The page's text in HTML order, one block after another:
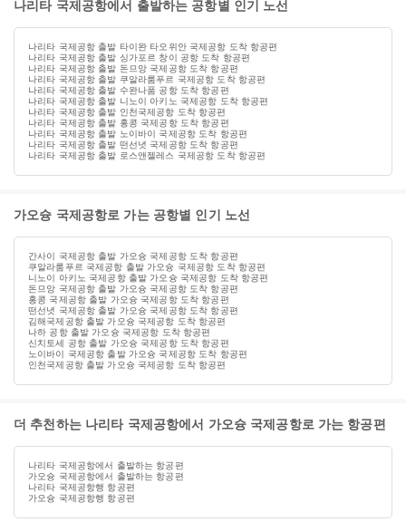
나리타 국제공항에서 출발하는 공항별 인기 노선
나리타 국제공항 출발 타이완 타오위안 국제공항 도착 항공편
나리타 국제공항 출발 싱가포르 창이 공항 도착 항공편
나리타 국제공항 출발 돈므앙 국제공항 도착 항공편
나리타 국제공항 출발 쿠알라룸푸르 국제공항 도착 항공편
나리타 국제공항 출발 수완나품 공항 도착 항공편
나리타 국제공항 출발 니노이 아키노 국제공항 도착 항공편
나리타 국제공항 출발 인천국제공항 도착 항공편
나리타 국제공항 출발 홍콩 국제공항 도착 항공편
나리타 국제공항 출발 노이바이 국제공항 도착 항공편
나리타 국제공항 출발 떤선녓 국제공항 도착 항공편
나리타 국제공항 출발 로스앤젤레스 국제공항 도착 항공편
가오슝 국제공항로 가는 공항별 인기 노선
간사이 국제공항 출발 가오슝 국제공항 도착 항공편
쿠알라룸푸르 국제공항 출발 가오슝 국제공항 도착 항공편
니노이 아키노 국제공항 출발 가오슝 국제공항 도착 항공편
돈므앙 국제공항 출발 가오슝 국제공항 도착 항공편
홍콩 국제공항 출발 가오슝 국제공항 도착 항공편
떤선녓 국제공항 출발 가오슝 국제공항 도착 항공편
김해국제공항 출발 가오슝 국제공항 도착 항공편
나하 공항 출발 가오슝 국제공항 도착 항공편
신치토세 공항 출발 가오슝 국제공항 도착 항공편
노이바이 국제공항 출발 가오슝 국제공항 도착 항공편
인천국제공항 출발 가오슝 국제공항 도착 항공편
더 추천하는 나리타 국제공항에서 가오슝 국제공항로 가는 항공편
나리타 국제공항에서 출발하는 항공편
가오슝 국제공항에서 출발하는 항공편
나리타 국제공항행 항공편
가오슝 국제공항행 항공편